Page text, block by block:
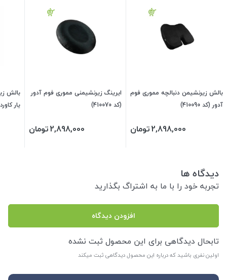
بالش زیرنشیمن دنبالچه مموری فوم
آدور (کد 410090)
2,898,000تومان
ایرینگ زیرنشیمنی مموری فوم آدور
(کد 410070)
2,898,000تومان
بالش
یار
دیدگاه ها
تجربه خود را با ما به اشتراگ بگذارید
افزودن دیدگاه
تابحال دیدگاهی برای این محصول ثبت نشده
اولین نفری باشید که درباره این محصول دیدگاهی ثبت میکند